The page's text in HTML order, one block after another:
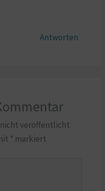
Antworten
nicht veröffentlicht.
* markiert